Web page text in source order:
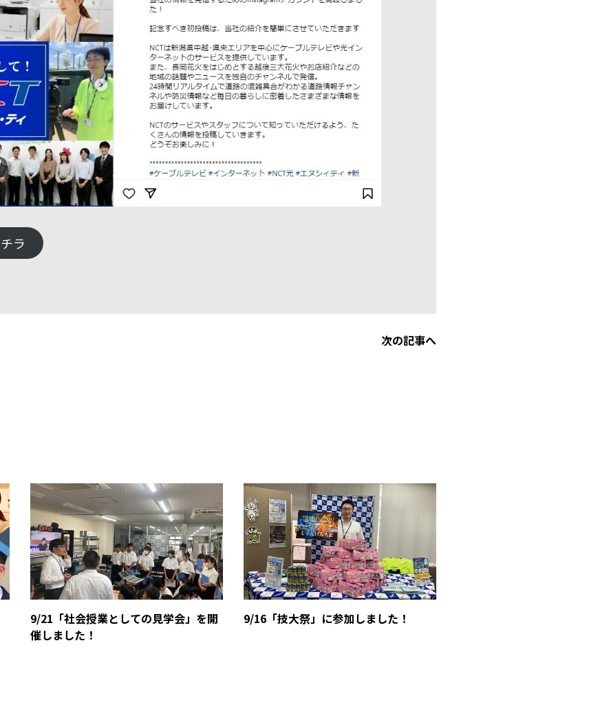
ラ
次の記事へ
9/21「社会授業としての見学会」を開
催しました！
9/16「技大祭」に参加しました！